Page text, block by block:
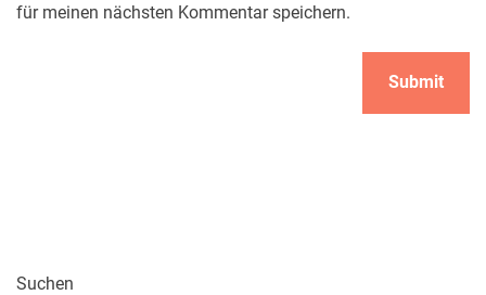
für meinen nächsten Kommentar speichern.
Suchen